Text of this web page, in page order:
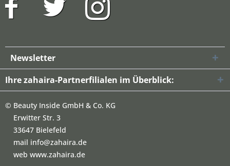
Newsletter
Ihre zahaira-Partnerfilialen im Überblick:
© Beauty Inside GmbH & Co. KG
Erwitter Str. 3
33647 Bielefeld
mail info@zahaira.de
web www.zahaira.de